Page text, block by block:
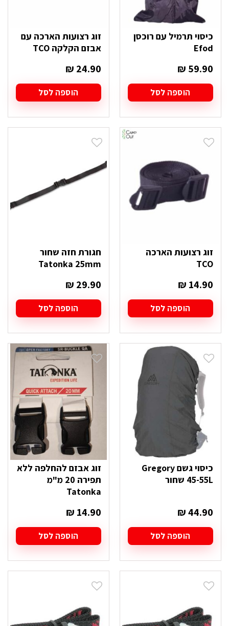
כיסוי תרמיל עם רוכסן
Efod
₪ 59.90
הוספה לסל
זוג רצועות הארכה עם
אבזם הקלקה TCO
₪ 24.90
הוספה לסל
זוג רצועות הארכה
TCO
₪ 14.90
הוספה לסל
חגורת חזה שחור
Tatonka 25mm
₪ 29.90
הוספה לסל
כיסוי גשם Gregory
45-55L שחור
₪44.90
הוספה לסל
זוג אבזם להחלפה ללא
תפירה 20 מ"מ
Tatonka
₪ 14.90
הוספה לסל